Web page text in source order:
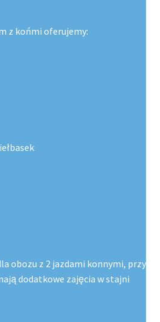
z końmi oferujemy:
obozu z 2 jazdami konnymi, przy
dodatkowe zajęcia w stajni